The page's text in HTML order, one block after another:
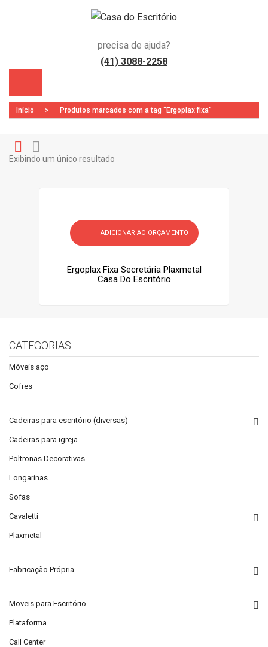
precisa de ajuda?
(41) 3088-2258
Início > Produtos marcados com a tag “Ergoplax fixa”
Exibindo um único resultado
ADICIONAR AO ORÇAMENTO
Ergoplax Fixa Secretária Plaxmetal
Casa Do Escritório
CATEGORIAS
Móveis aço
Cofres
Cadeiras para escritório (diversas)
Cadeiras para igreja
Poltronas Decorativas
Longarinas
Sofas
Cavaletti
Plaxmetal
Fabricação Própria
Moveis para Escritório
Plataforma
Call Center